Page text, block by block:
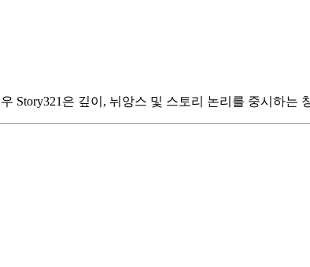
Story321은 깊이, 뉘앙스 및 스토리 논리를 중시하는